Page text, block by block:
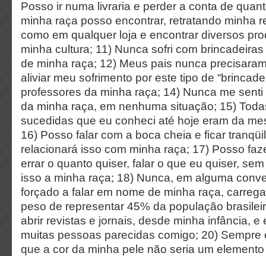
Posso ir numa livraria e perder a conta de
minha raça posso encontrar, retratando minha
como em qualquer loja e encontrar diversos
minha cultura; 11) Nunca sofri com
de minha raça; 12) Meus pais nunca
aliviar meu sofrimento por este tipo de
professores da minha raça; 14) Nunca me
da minha raça, em nenhuma situação; 15)
sucedidas que eu conheci até hoje eram da
16) Posso falar com a boca cheia e ficar
relacionará isso com minha raça; 17) Posso
errar o quanto quiser, falar o que eu quiser,
isso a minha raça; 18) Nunca, em alguma
forçado a falar em nome de minha raça,
peso de representar 45% da população
abrir revistas e jornais, desde minha infância, e
muitas pessoas parecidas comigo; 20) Sempre
que a cor da minha pele não seria um